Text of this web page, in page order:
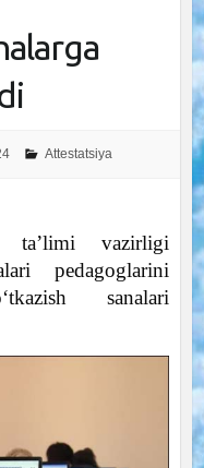
Attestatsiya
ta’limi vazirligi
pedagoglarini
sanalari